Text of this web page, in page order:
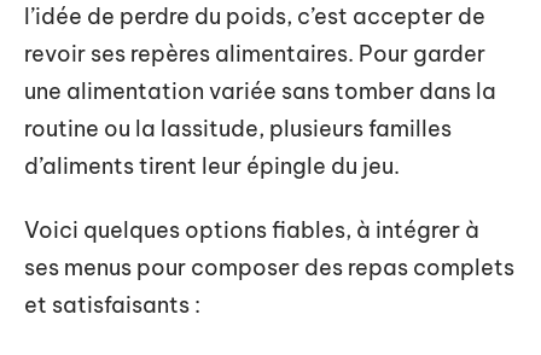
l’idée de perdre du poids, c’est accepter de
revoir ses repères alimentaires. Pour garder
une alimentation variée sans tomber dans la
routine ou la lassitude, plusieurs familles
d’aliments tirent leur épingle du jeu.
Voici quelques options fiables, à intégrer à
ses menus pour composer des repas complets
et satisfaisants :